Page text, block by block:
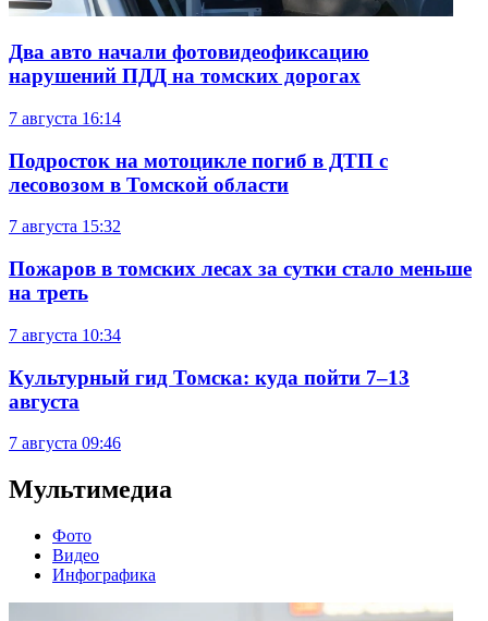
Два авто начали фотовидеофиксацию
нарушений ПДД на томских дорогах
7 августа 16:14
Подросток на мотоцикле погиб в ДТП с
лесовозом в Томской области
7 августа 15:32
Пожаров в томских лесах за сутки стало меньше
на треть
7 августа 10:34
Культурный гид Томска: куда пойти 7–13
августа
7 августа 09:46
Мультимедиа
Фото
Видео
Инфографика